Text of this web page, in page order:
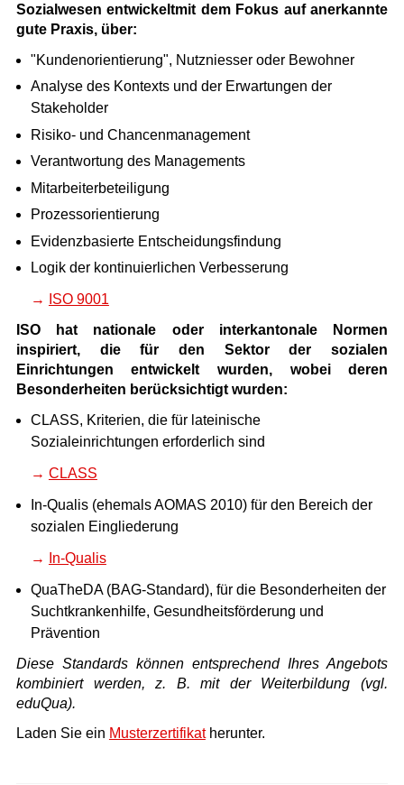
Sozialwesen entwickeltmit dem Fokus auf anerkannte
gute Praxis, über:
"Kundenorientierung", Nutzniesser oder Bewohner
Analyse des Kontexts und der Erwartungen der
Stakeholder
Risiko- und Chancenmanagement
Verantwortung des Managements
Mitarbeiterbeteiligung
Prozessorientierung
Evidenzbasierte Entscheidungsfindung
Logik der kontinuierlichen Verbesserung
ISO 9001
ISO hat nationale oder interkantonale Normen
inspiriert, die für den Sektor der sozialen
Einrichtungen entwickelt wurden, wobei deren
Besonderheiten berücksichtigt wurden:
CLASS, Kriterien, die für lateinische
Sozialeinrichtungen erforderlich sind
CLASS
In-Qualis (ehemals AOMAS 2010) für den Bereich der
sozialen Eingliederung
In-Qualis
QuaTheDA (BAG-Standard), für die Besonderheiten der
Suchtkrankenhilfe, Gesundheitsförderung und
Prävention
Diese Standards können entsprechend Ihres Angebots
kombiniert werden, z. B. mit der Weiterbildung (vgl.
eduQua).
Laden Sie ein Musterzertifikatherunter.